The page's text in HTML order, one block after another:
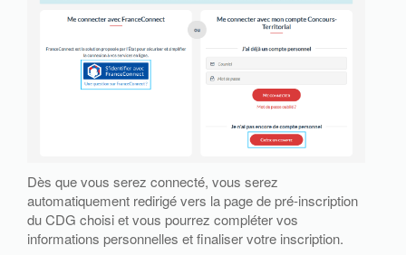
Dès que vous serez connecté, vous serez
automatiquement redirigé vers la page de pré-inscription
du CDG choisi et vous pourrez compléter vos
informations personnelles et finaliser votre inscription.